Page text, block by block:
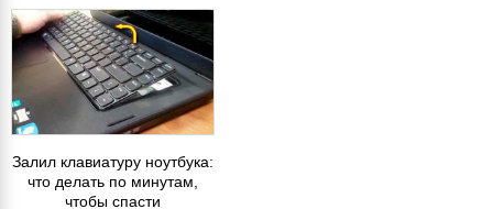
Залил клавиатуру ноутбука:
что делать по минутам,
чтобы спасти